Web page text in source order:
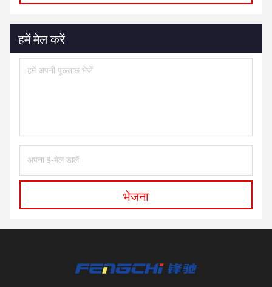
हमें मेल करें
भेजना